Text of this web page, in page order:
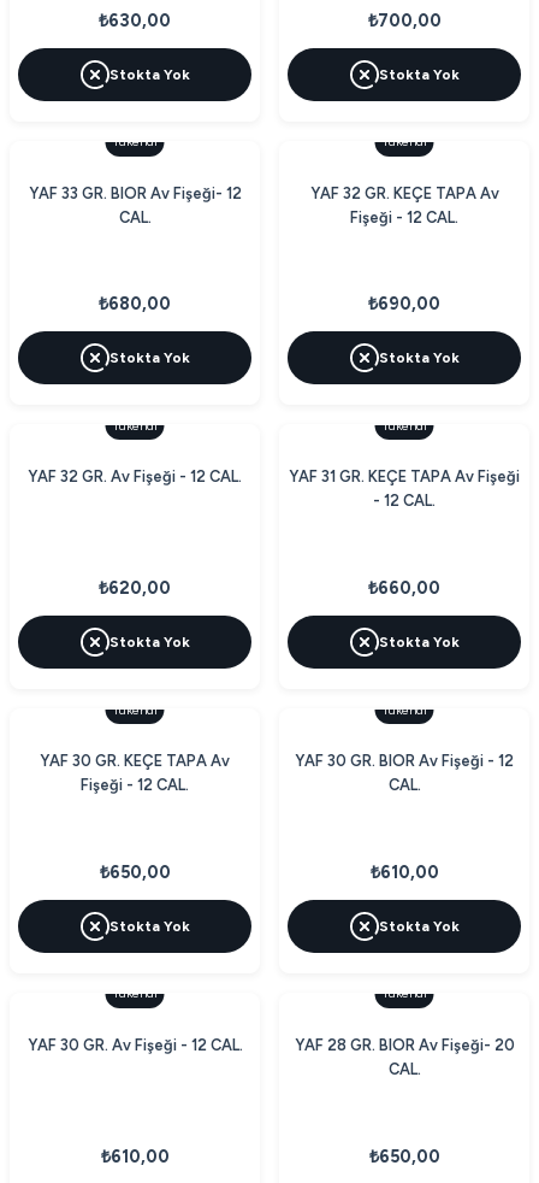
₺630,00
Stokta Yok
₺700,00
Stokta Yok
Tükendi
YAF 33 GR. BIOR Av Fişeği- 12
CAL.
₺680,00
Stokta Yok
Tükendi
YAF 32 GR. KEÇE TAPA Av
Fişeği - 12 CAL.
₺690,00
Stokta Yok
Tükendi
YAF 32 GR. Av Fişeği - 12 CAL.
₺620,00
Stokta Yok
Tükendi
YAF 31 GR. KEÇE TAPA Av Fişeği
- 12 CAL.
₺660,00
Stokta Yok
Tükendi
YAF 30 GR. KEÇE TAPA Av
Fişeği - 12 CAL.
₺650,00
Stokta Yok
Tükendi
YAF 30 GR. BIOR Av Fişeği - 12
CAL.
₺610,00
Stokta Yok
Tükendi
YAF 30 GR. Av Fişeği - 12 CAL.
₺610,00
Tükendi
YAF 28 GR. BIOR Av Fişeği- 20
CAL.
₺650,00